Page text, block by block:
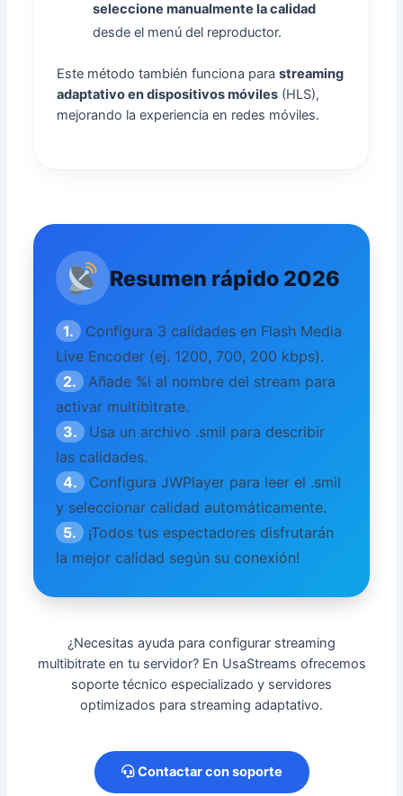
seleccione manualmente la calidad
desde el menú del reproductor.
Este método también funciona parastreaming
adaptativo en dispositivos móviles (HLS),
mejorando la experiencia en redes móviles.
Resumen rápido 2026
1.
Configura 3 calidades en Flash Media
Live Encoder (ej. 1200, 700, 200 kbps).
2.
Añade %i al nombre del stream para
activar multibitrate.
3.
Usa un archivo .smil para describir
las calidades.
4.
Configura JWPlayer para leer el .smil
y seleccionar calidad automáticamente.
5.
¡Todos tus espectadores disfrutarán
la mejor calidad según su conexión!
¿Necesitas ayuda para configurar streaming
multibitrate en tu servidor? En UsaStreams ofrecemos
soporte técnico especializado y servidores
optimizados para streaming adaptativo.
Contactar con soporte